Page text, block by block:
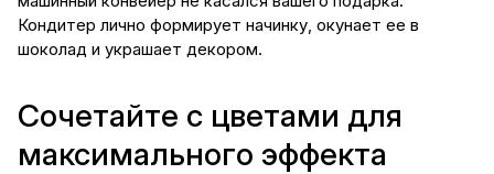
Кондитер лично формирует начинку, окунает ее в
шоколад и украшает декором.
Сочетайте с цветами для
максимального эффекта